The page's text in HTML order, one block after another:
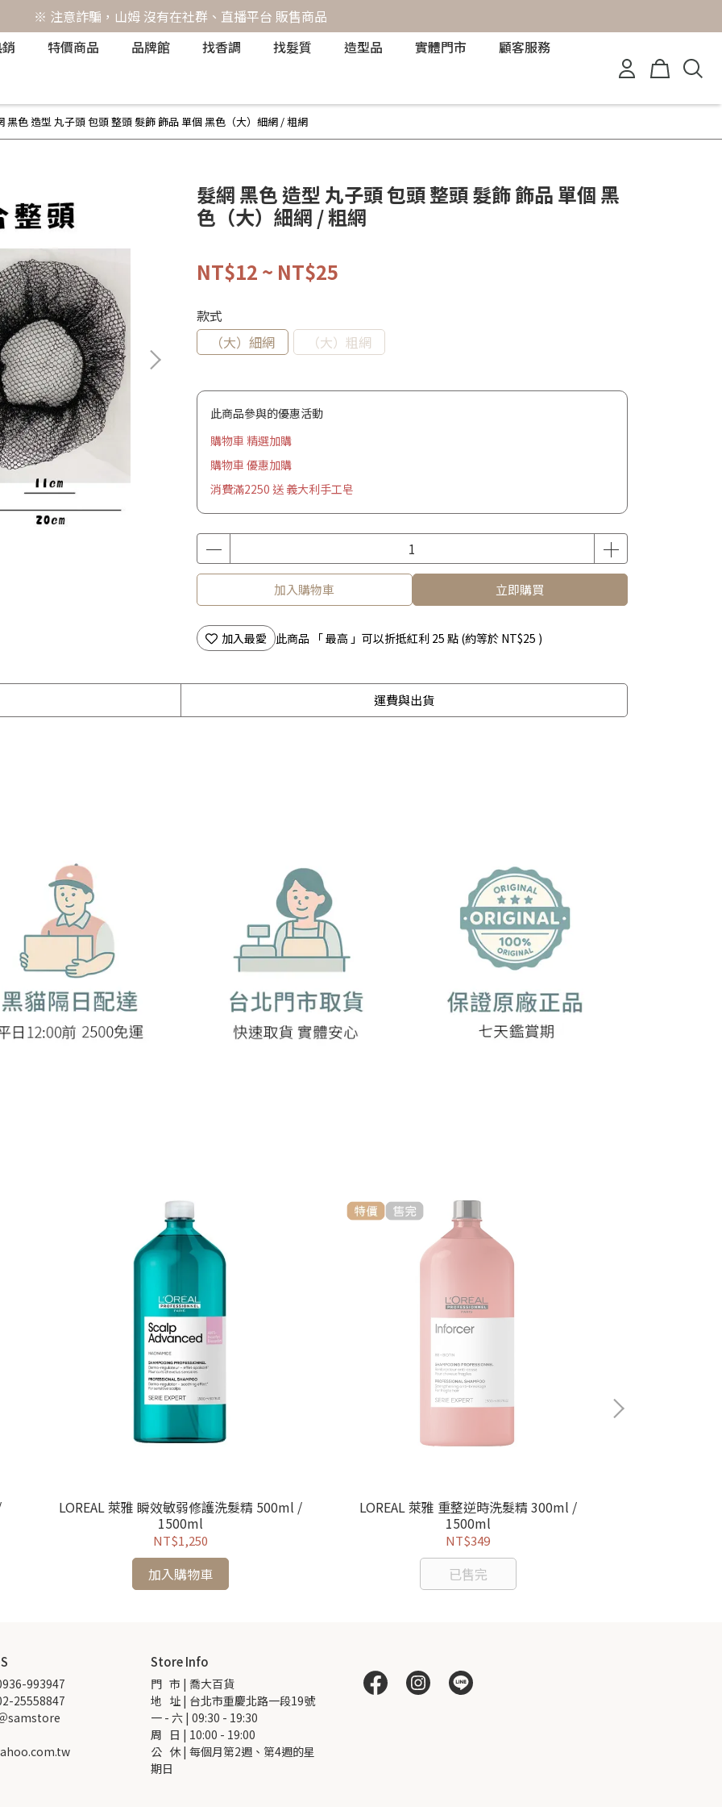
※ 注意詐騙，山姆 沒有在社群、直播平台 販售商品
特價商品 品牌館 找香調 找髮質 造型品 實體門市 顧客服務
黑色 造型 丸子頭 包頭 整頭 髮飾 飾品 單個 黑色（大）細網 / 粗網
髮網 黑色 造型 丸子頭 包頭 整頭 髮飾 飾品 單個 黑
色（大）細網 / 粗網
NT$12 ~ NT$25
款式
（大）細網
（大）粗網
此商品參與的優惠活動
購物車 精選加購
購物車 優惠加購
消費滿2250 送 義大利手工皂
加入購物車 立即購買
加入最愛 此商品 「 最高 」可以折抵紅利 25 點 (約等於 NT$25 )
運費與出貨
LOREAL 萊雅 瞬效敏弱修護洗髮精 500ml /
1500ml
NT$1,250
加入購物車
LOREAL 萊雅 重整逆時洗髮精 300ml /
1500ml
NT$349
已售完
993947
25558847
samstore
Store Info
門   市 | 喬大百貨
地   址 | 台北市重慶北路一段19號
一 - 六 | 09:30 - 19:30
周   日 | 10:00 - 19:00
公   休 | 每個月第2週、第4週的星
期日